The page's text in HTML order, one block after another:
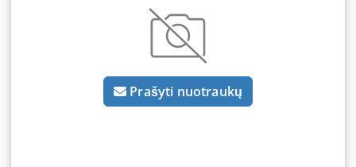
Before filling, the tube is flushed with air to prevent
contamination. The "no tube—no fill" function is also
provided as standard. Water cooling system, batch/date
printer, and dosing unit comprising pneumatic piston
pump and storage tank with level sensor are included. PLC
controlled, operation via touchscreen. Optional at extra
cost: heated storage tank, agitator for the storage tank,
Prašyti nuotraukų